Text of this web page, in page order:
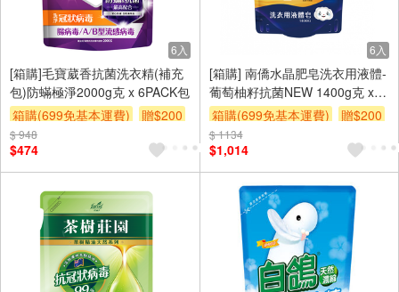
6入
[箱購]毛寶葳香抗菌洗衣精(補充
包)防蟎極淨2000g克 x 6PACK包
箱購(699免基本運費)
贈$200
$ 948
$474
6入
[箱購] 南僑水晶肥皂洗衣用液體-
葡萄柚籽抗菌NEW 1400g克 x
6PC包/箱
箱購(699免基本運費) 贈$200
$ 1134
$1,014